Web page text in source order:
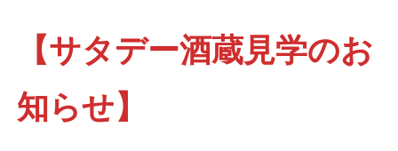
【サタデー酒蔵見学のお
知らせ】